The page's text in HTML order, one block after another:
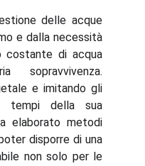
delle acque
e dalla necessità
costante di acqua
sopravvivenza.
e imitando gli
tempi della sua
elaborato metodi
disporre di una
non solo per le